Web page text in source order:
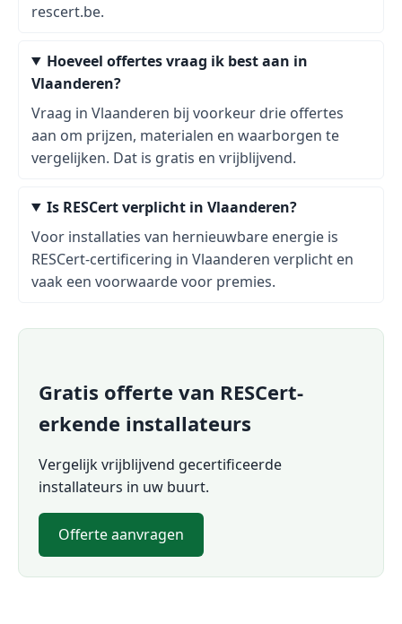
rescert.be.
Hoeveel offertes vraag ik best aan in
Vlaanderen?
Vraag in Vlaanderen bij voorkeur drie offertes
aan om prijzen, materialen en waarborgen te
vergelijken. Dat is gratis en vrijblijvend.
Is RESCert verplicht in Vlaanderen?
Voor installaties van hernieuwbare energie is
RESCert-certificering in Vlaanderen verplicht en
vaak een voorwaarde voor premies.
Gratis offerte van RESCert-
erkende installateurs
Vergelijk vrijblijvend gecertificeerde
installateurs in uw buurt.
Offerte aanvragen